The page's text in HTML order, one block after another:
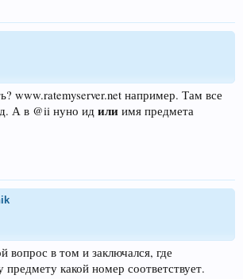
www.ratemyserver.net например. Там все
А в @ii нуно ид или имя предмета
вопрос в том и заключался, где
предмету какой номер соответствует.